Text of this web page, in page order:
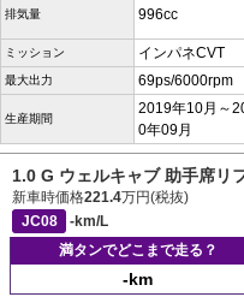
排気量 996cc
ミッション インパネCVT
最大出力 69ps/6000rpm
生産期間
2019年10月～
0年09月
1.0 G ウェルキャブ 助手席リ
新車時価格221.4万円(税抜)
JC08
-km/L
満タンでどこまで走る？
-km